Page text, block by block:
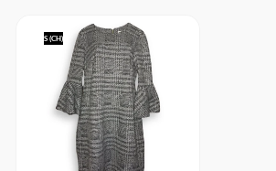
S (CH)